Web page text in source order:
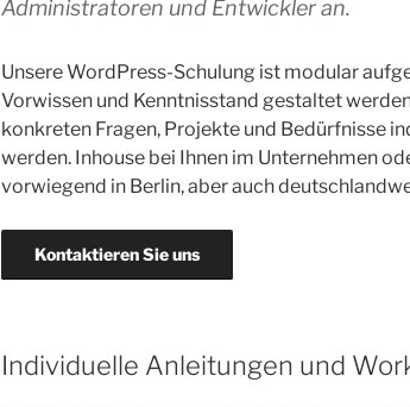
Administratoren und Entwickler an.
Unsere WordPress-Schulung ist modular
Vorwissen und Kenntnisstand gestaltet
konkreten Fragen, Projekte und Bedürfnisse
werden. Inhouse bei Ihnen im Unternehmen
vorwiegend in Berlin, aber auch
Kontaktieren Sie uns
Individuelle Anleitungen und